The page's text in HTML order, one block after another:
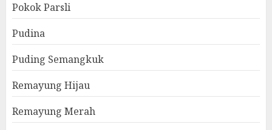
Pokok Parsli
Pudina
Puding Semangkuk
Remayung Hijau
Remayung Merah